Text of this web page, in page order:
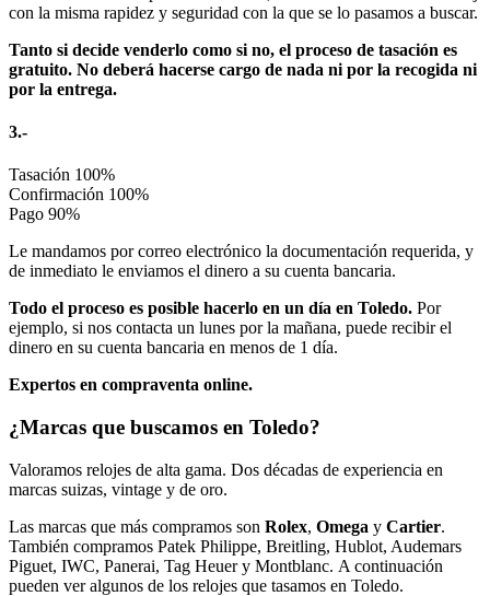
con la misma rapidez y seguridad con la que se lo pasamos a buscar.
Tanto si decide venderlo como si no, el proceso de tasación es
gratuito. No deberá hacerse cargo de nada ni por la recogida ni
por la entrega.
3.-
Tasación 100%
Confirmación 100%
Pago 90%
Le mandamos por correo electrónico la documentación requerida, y
de inmediato le enviamos el dinero a su cuenta bancaria.
Todo el proceso es posible hacerlo en un día en Toledo. Por
ejemplo, si nos contacta un lunes por la mañana, puede recibir el
dinero en su cuenta bancaria en menos de 1 día.
Expertos en compraventa online.
¿Marcas que buscamos en Toledo?
Valoramos relojes de alta gama. Dos décadas de experiencia en
marcas suizas, vintage y de oro.
Las marcas que más compramos son Rolex, Omega y Cartier.
También compramos Patek Philippe, Breitling, Hublot, Audemars
Piguet, IWC, Panerai, Tag Heuer y Montblanc. A continuación
pueden ver algunos de los relojes que tasamos en Toledo.